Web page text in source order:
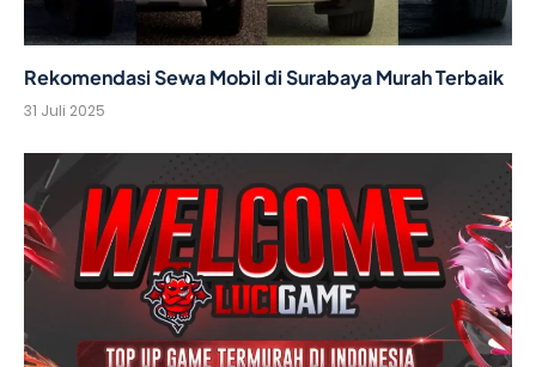
Rekomendasi Sewa Mobil di Surabaya Murah Terbaik
31 Juli 2025